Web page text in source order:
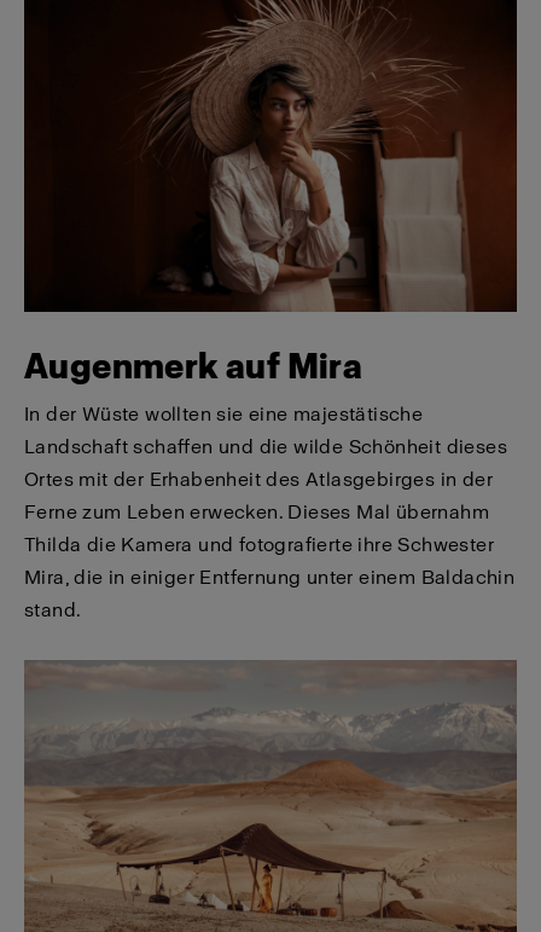
Augenmerk auf Mira
In der Wüste wollten sie eine majestätische
Landschaft schaffen und die wilde Schönheit dieses
Ortes mit der Erhabenheit des Atlasgebirges in der
Ferne zum Leben erwecken. Dieses Mal übernahm
Thilda die Kamera und fotografierte ihre Schwester
Mira, die in einiger Entfernung unter einem Baldachin
stand.